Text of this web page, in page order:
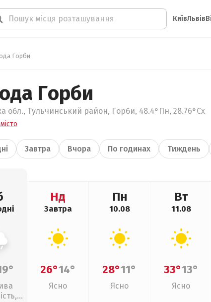
КиївЛьвів
Горби
Горби
обл., Тульчинський район, Горби, 48.4°Пн, 28.76°Сх
Завтра Вчора По годинах Тиждень
Нд
Завтра
26°14°
Ясно
Пн
10.08
28°11°
Ясно
Вт
11.08
33°13°
Ясно